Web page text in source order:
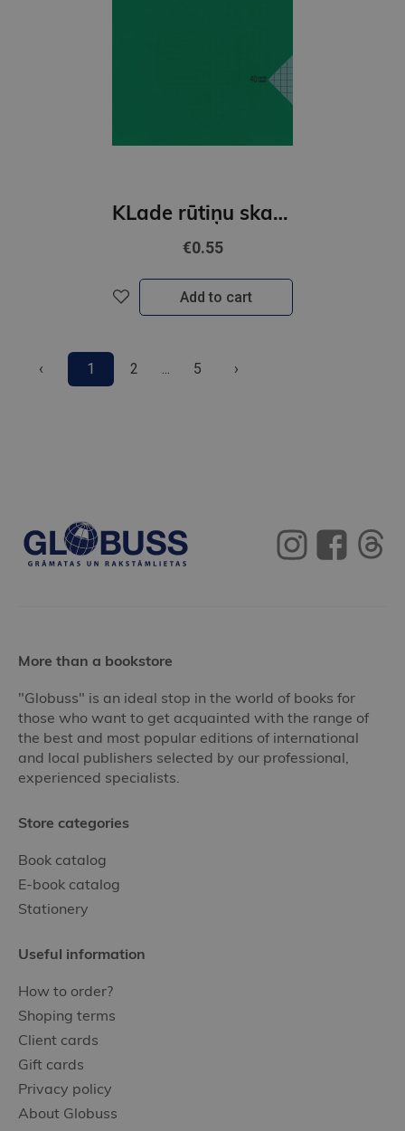
KLade rūtiņu skavota A5,Cool Notebook 40lpp.
€0.55
Add to cart
‹ 1 2 5 ›
More than a bookstore
"Globuss" is an ideal stop in the world of books for
those who want to get acquainted with the range of
the best and most popular editions of international
and local publishers selected by our professional,
experienced specialists.
Store categories
Book catalog
E-book catalog
Stationery
Useful information
How to order?
Shoping terms
Client cards
Gift cards
Privacy policy
About Globuss